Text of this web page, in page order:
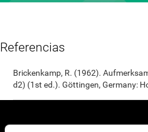
Referencias
Brickenkamp, R. (1962).
d2) (1st ed.). Göttingen, Germany: